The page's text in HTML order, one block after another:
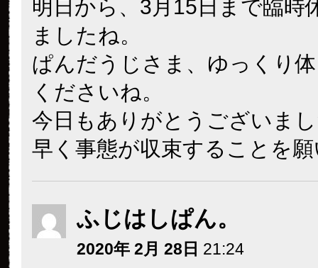
明日から、3月15日まで臨時
ましたね。
ぱんだうじさま、ゆっくり
くださいね。
今日もありがとうございま
早く事態が収束することを
ふじはしぱん。
2020年 2月 28日 21:24